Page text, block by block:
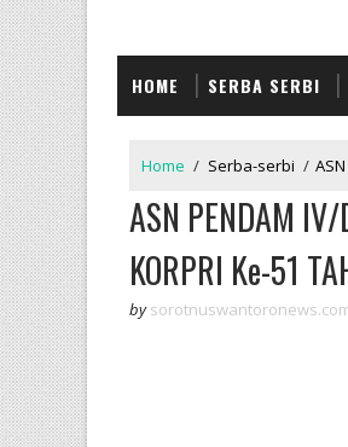
HOME SERBA SERBI
Home / Serba-serbi /
ASN PENDAM
KORPRI Ke-51
by